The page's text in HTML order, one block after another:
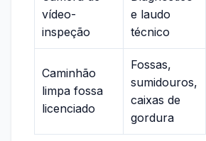
vídeo-
inspeção
e laudo
técnico
Caminhão
limpa fossa
licenciado
Fossas,
sumidouros,
caixas de
gordura